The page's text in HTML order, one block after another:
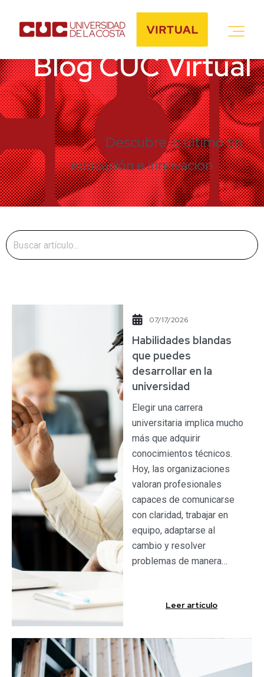
Blog CUC Virtual
Descubre lo último en
educación e innovación
07/17/2026
​Habilidades blandas
que puedes
desarrollar en la
universidad​
Elegir una carrera
universitaria implica mucho
más que adquirir
conocimientos técnicos.
Hoy, las organizaciones
valoran profesionales
capaces de comunicarse
con claridad, trabajar en
equipo, adaptarse al
cambio y resolver
problemas de manera…
Leer artículo